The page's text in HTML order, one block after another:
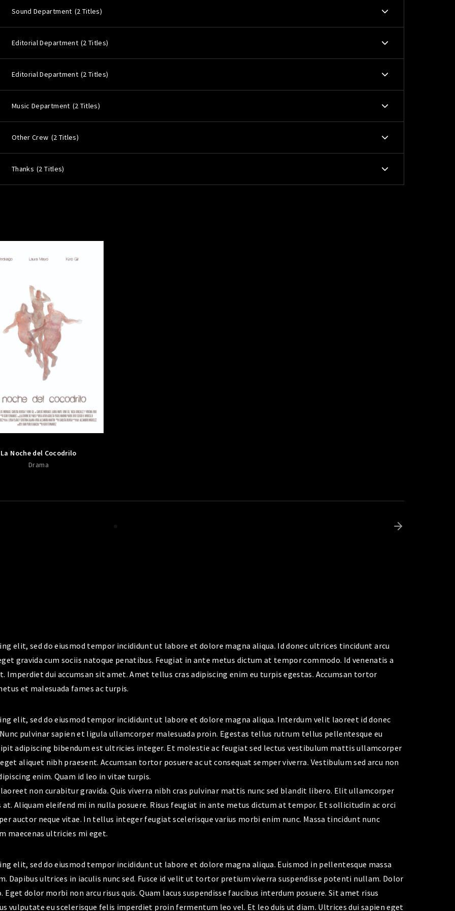
Sound Department 2 Titles
Editorial Department 2 Titles
Editorial Department 2 Titles
Music Department 2 Titles
Other Crew 2 Titles
Thanks 2 Titles
La Noche del Cocodrilo
Drama
elit, sed do eiusmod tempor incididunt ut labore et dolore magna aliqua. Id donec ultrices tincidunt arcu
gravida cum sociis natoque penatibus. Feugiat in ante metus dictum at tempor commodo. Id venenatis a
dui accumsan sit amet. Amet tellus cras adipiscing enim eu turpis egestas. Accumsan tortor
et malesuada fames ac turpis.
elit, sed do eiusmod tempor incididunt ut labore et dolore magna aliqua. Interdum velit laoreet id donec
pulvinar sapien et ligula ullamcorper malesuada proin. Egestas tellus rutrum tellus pellentesque eu
adipiscing bibendum est ultricies integer. Et molestie ac feugiat sed lectus vestibulum mattis ullamcorper
aliquet nibh praesent. Accumsan tortor posuere ac ut consequat semper viverra. Vestibulum sed arcu non
enim. Quam id leo in vitae turpis.
non curabitur gravida. Quis viverra nibh cras pulvinar mattis nunc sed blandit libero. Elit ullamcorper
Aliquam eleifend mi in nulla posuere. Risus feugiat in ante metus dictum at tempor. Et sollicitudin ac orci
auctor neque vitae. In tellus integer feugiat scelerisque varius morbi enim nunc. Massa tincidunt nunc
maecenas ultricies mi eget.
elit, sed do eiusmod tempor incididunt ut labore et dolore magna aliqua. Euismod in pellentesque massa
Dapibus ultrices in iaculis nunc sed. Fusce id velit ut tortor pretium viverra suspendisse potenti nullam. Dolor
dolor morbi non arcu risus quis. Quam lacus suspendisse faucibus interdum posuere. Sit amet risus
eu scelerisque felis imperdiet proin fermentum leo vel. Et leo duis ut diam. Ultrices dui sapien eget